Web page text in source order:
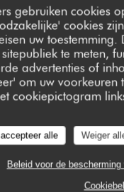
gebruiken cookies
cookies
uw
te meten,
advertenties of
om uw
cookiepictogram
alle Weiger
Beleid voor de